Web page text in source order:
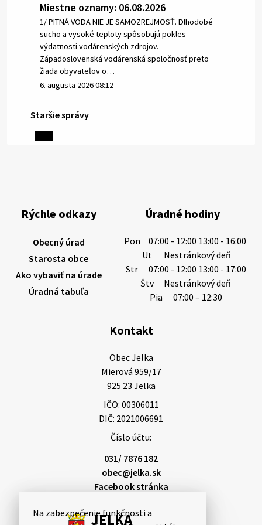
Na zabezpečenie funkčnosti a
Miestne oznamy: 06.08.2026
1/ PITNÁ VODA NIE JE SAMOZREJMOSŤ. Dlhodobé
sucho a vysoké teploty spôsobujú pokles
výdatnosti vodárenských zdrojov.
Západoslovenská vodárenská spoločnosť preto
žiada obyvateľov o…
6. augusta 2026 08:12
5. augusta 2026 13:10
hlbokým zármutkom Vám oznamujeme, že vo veku
73 rokov nás opustila Irena Tanková, rodená
5. augusta 2026 12:59
3. augusta 2026 08:45
Smútočné oznamy: 03.08.2026 1/ Vážení obyvatelia!S
hlbokým zármutkom Vám oznamujeme, že vo veku
84 rokov nás opustil Ján Letusek. Pohreb zosnulého
bude dňa 4.08.2026 v utorok 10.00…
3. augusta 2026 08:44
Vážení obyvatelia!S hlbokým zármutkom Vám
Staršie správy
JELKA
Rýchle odkazy
Obecný úrad
Starosta obce
Ako vybaviť na úrade
Úradná tabuľa
Úradné hodiny
Pon
07:00 - 12:00 13:00 - 16:00
Ut
Nestránkový deň
Str
07:00 - 12:00 13:00 - 17:00
Štv
Nestránkový deň
Pia
07:00 – 12:30
Kontakt
Obec Jelka
Mierová 959/17
925 23 Jelka
IČO: 00306011
DIČ: 2021006691
Číslo účtu:
031/ 7876 182
obec@jelka.sk
Facebook stránka